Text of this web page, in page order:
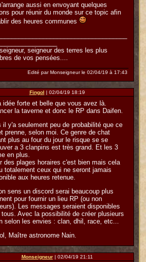
aussi en envoyant quelques
pour réunir du monde sur ce topic afin
des heures communes
seigneur des terres les plus
de vos pensées....
Edité par Monseigneur le 02/04/19 à 17:43
Fingol | 02/04/19 18:19
idée forte et belle que vous avez là.
la taverne et donc le RP dans Daifen.
il y'a seulement peu de probabilité que ce
prenne, selon moi. Ce genre de chat
plus au four du jour le risque se se
a 3 clanpins est très grand. Et les 3
en plus.
des plages horaires c'est bien mais cela
totalement ceux qui ne seront jamais
aux heures retenue.
sens un discord serai beaucoup plus
pour fournir un lieu RP (ou non
Les messages seraient disponibles
tous. Avec la possibilité de créer plusieurs
selon les envies : clan, dhil, race, etc...
Maître astronome Nain.
Monseigneur| 02/04/19 21:11